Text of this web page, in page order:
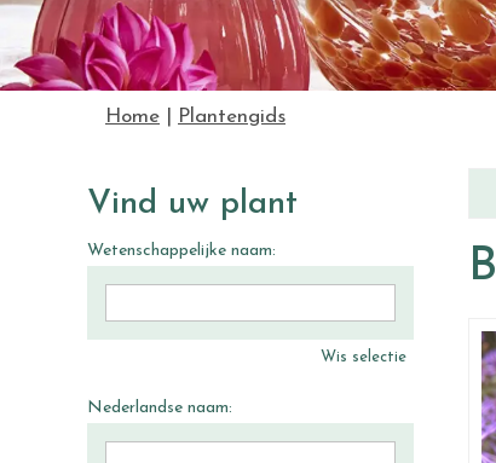
Home Plantengids
Vind uw plant
Wetenschappelijke naam:
Wis selectie
Nederlandse naam: